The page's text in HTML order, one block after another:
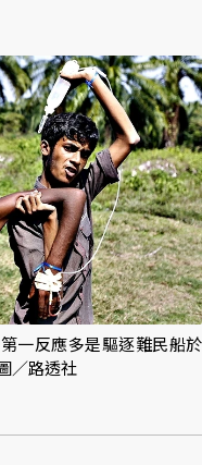
一反應多是驅逐難民船於
／路透社